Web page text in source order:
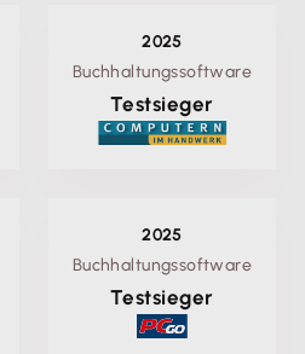
2025
Buchhaltungssoftware
Testsieger
2025
Buchhaltungssoftware
Testsieger